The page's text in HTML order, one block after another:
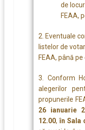
de
FEAA,
2. Eventuale
listelor de
FEAA, până
3. Conform
alegerilor
propunerile
26 ianuarie
12.00,în Sala